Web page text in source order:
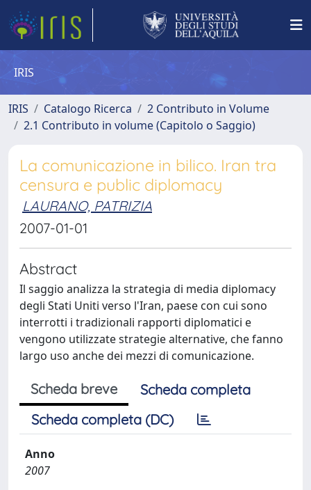
IRIS
IRIS Catalogo Ricerca
2 Contributo in Volume
2.1 Contributo in volume (Capitolo o Saggio)
La comunicazione in bilico. Iran tra
censura e public diplomacy
LAURANO, PATRIZIA
2007-01-01
Abstract
Il saggio analizza la strategia di media diplomacy
degli Stati Uniti verso l'Iran, paese con cui sono
interrotti i tradizionali rapporti diplomatici e
vengono utilizzate strategie alternative, che fanno
largo uso anche dei mezzi di comunicazione.
Scheda breve
Scheda completa
Scheda completa (DC)
Anno
2007